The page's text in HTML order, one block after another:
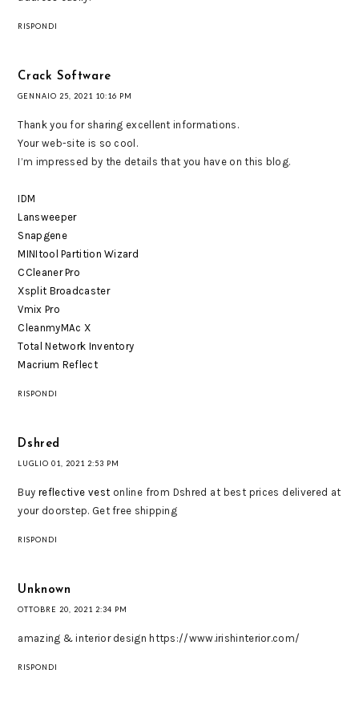
RISPONDI
Crack Software
GENNAIO 25, 2021 10:16 PM
Thank you for sharing excellent informations.
Your web-site is so cool.
I’m impressed by the details that you have on this blog.
IDM
Lansweeper
Snapgene
MINItool Partition Wizard
CCleaner Pro
Xsplit Broadcaster
Vmix Pro
CleanmyMAc X
Total Network Inventory
Macrium Reflect
RISPONDI
Dshred
LUGLIO 01, 2021 2:53 PM
Buyreflective vest online from Dshred at best prices delivered at
your doorstep. Get free shipping
RISPONDI
Unknown
OTTOBRE 20, 2021 2:34 PM
amazing & interior design https://www.irishinterior.com/
RISPONDI